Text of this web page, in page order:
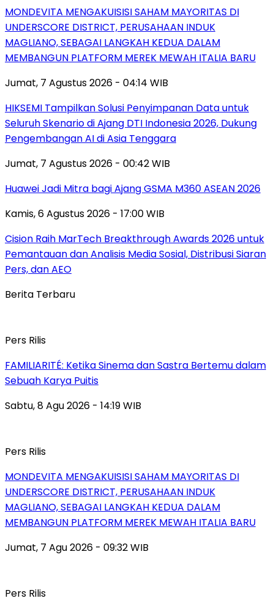
MONDEVITA MENGAKUISISI SAHAM MAYORITAS DI
UNDERSCORE DISTRICT, PERUSAHAAN INDUK
MAGLIANO, SEBAGAI LANGKAH KEDUA DALAM
MEMBANGUN PLATFORM MEREK MEWAH ITALIA BARU
Jumat, 7 Agustus 2026 - 04:14 WIB
HIKSEMI Tampilkan Solusi Penyimpanan Data untuk
Seluruh Skenario di Ajang DTI Indonesia 2026, Dukung
Pengembangan AI di Asia Tenggara
Jumat, 7 Agustus 2026 - 00:42 WIB
Huawei Jadi Mitra bagi Ajang GSMA M360 ASEAN 2026
Kamis, 6 Agustus 2026 - 17:00 WIB
Cision Raih MarTech Breakthrough Awards 2026 untuk
Pemantauan dan Analisis Media Sosial, Distribusi Siaran
Pers, dan AEO
Berita Terbaru
Pers Rilis
FAMILIARITÉ: Ketika Sinema dan Sastra Bertemu dalam
Sebuah Karya Puitis
Sabtu, 8 Agu 2026 - 14:19 WIB
Pers Rilis
MONDEVITA MENGAKUISISI SAHAM MAYORITAS DI
UNDERSCORE DISTRICT, PERUSAHAAN INDUK
MAGLIANO, SEBAGAI LANGKAH KEDUA DALAM
MEMBANGUN PLATFORM MEREK MEWAH ITALIA BARU
Jumat, 7 Agu 2026 - 09:32 WIB
Pers Rilis